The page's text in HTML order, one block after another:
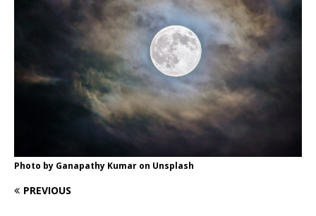
Photo by Ganapathy Kumar on Unsplash
PREVIOUS